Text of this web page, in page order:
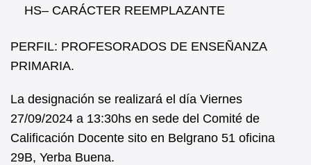
HS– CARÁCTER REEMPLAZANTE
PERFIL: PROFESORADOS DE ENSEÑANZA
PRIMARIA.
La designación se realizará el día Viernes
27/09/2024 a 13:30hs en sede del Comité de
Calificación Docente sito en Belgrano 51 oficina
29B, Yerba Buena.